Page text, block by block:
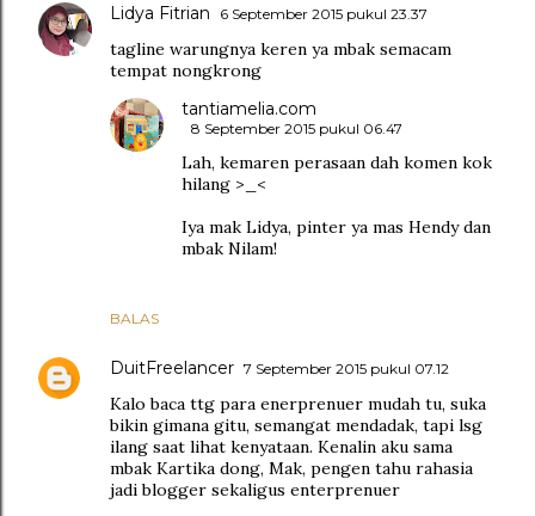
Lidya Fitrian 6 September 2015 pukul 23.37
tagline warungnya keren ya mbak semacam
tempat nongkrong
BALAS
tantiamelia.com
8 September 2015 pukul 06.47
Lah, kemaren perasaan dah komen kok
hilang >_<
Iya mak Lidya, pinter ya mas Hendy dan
mbak Nilam!
DuitFreelancer 7 September 2015 pukul 07.12
Kalo baca ttg para enerprenuer mudah tu, suka
bikin gimana gitu, semangat mendadak, tapi lsg
ilang saat lihat kenyataan. Kenalin aku sama
mbak Kartika dong, Mak, pengen tahu rahasia
jadi blogger sekaligus enterprenuer